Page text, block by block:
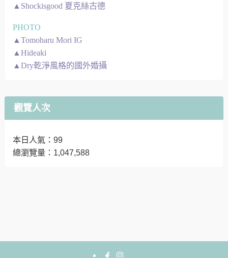
▲Shockisgood 夏克絲古德
PHOTO
▲Tomoharu Mori IG
▲Hideaki
▲Dry乾淨風格的國外婚攝
觀覽人次
本日人氣：99
總瀏覽量：1,047,588